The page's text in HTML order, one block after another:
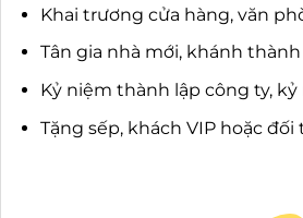
Khai trương cửa hàng, văn
Tân gia nhà mới, khánh
Kỷ niệm thành lập công ty,
Tặng sếp, khách VIP hoặc